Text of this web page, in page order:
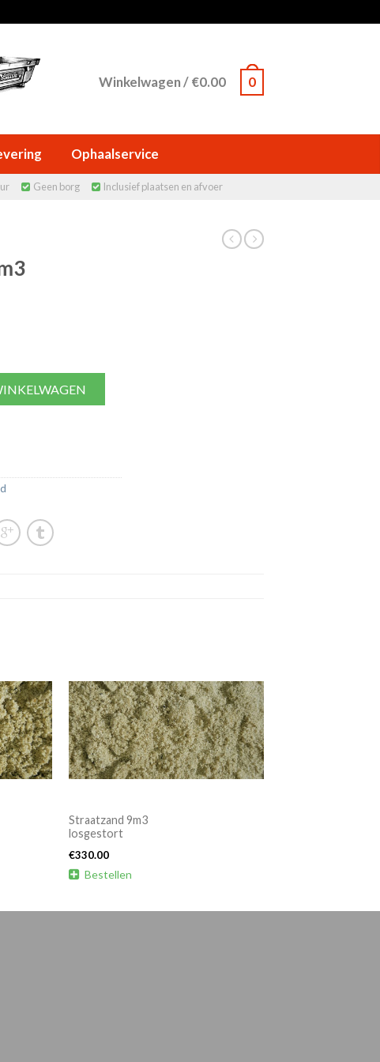
Winkelwagen/€0.00 0
Ophaalservice
 Geen borg  Inclusief plaatsen en afvoer
Straatzand 9m3
losgestort
€330.00
 Bestellen